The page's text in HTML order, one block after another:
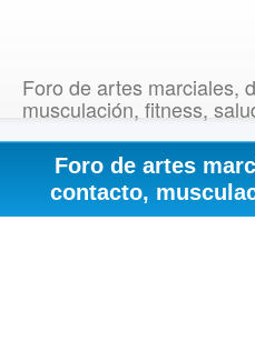
Foro de artes marciales,
musculación, fitness,
Foro de artes
contacto,